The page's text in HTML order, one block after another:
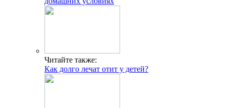
Читайте также:
Как долго лечат отит у детей?